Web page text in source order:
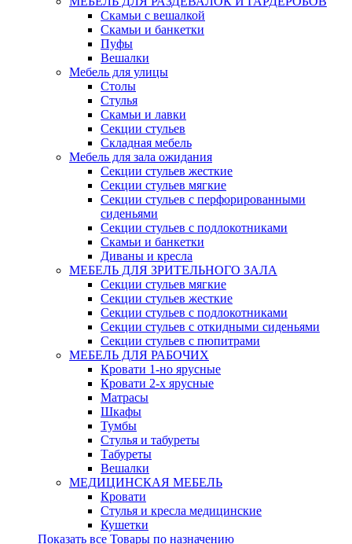
Скамьи с вешалкой
Скамьи и банкетки
Пуфы
Вешалки
Мебель для улицы
Столы
Стулья
Скамьи и лавки
Секции стульев
Складная мебель
Мебель для зала ожидания
Секции стульев жесткие
Секции стульев мягкие
Секции стульев с перфорированными
сиденьями
Секции стульев с подлокотниками
Скамьи и банкетки
Диваны и кресла
МЕБЕЛЬ ДЛЯ ЗРИТЕЛЬНОГО ЗАЛА
Секции стульев мягкие
Секции стульев жесткие
Секции стульев с подлокотниками
Секции стульев с откидными сиденьями
Секции стульев с пюпитрами
МЕБЕЛЬ ДЛЯ РАБОЧИХ
Кровати 1-но ярусные
Кровати 2-х ярусные
Матрасы
Шкафы
Тумбы
Стулья и табуреты
Табуреты
Вешалки
МЕДИЦИНСКАЯ МЕБЕЛЬ
Кровати
Стулья и кресла медицинские
Кушетки
Показать все Товары по назначению